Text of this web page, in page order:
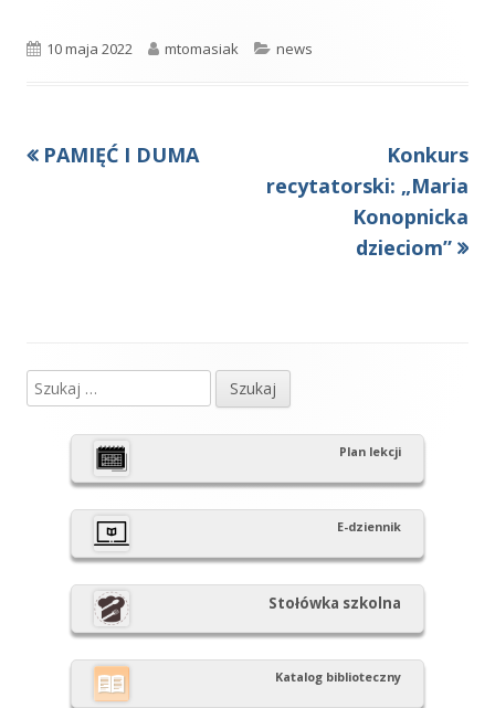
Opublikowano
10 maja 2022 Autor
mtomasiak Kategorie
news
Nawigacja
Poprzedni
PAMIĘĆ I DUMA
Następny
artykół:
Konkurs
recytatorski: „Maria
Konopnicka
dzieciom”
Główny
panel
boczny
Szukaj:
Plan lekcji
E-dziennik
Stołówka szkolna
Katalog biblioteczny